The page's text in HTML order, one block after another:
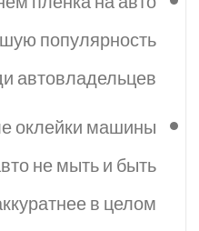
популярность
автовладельцев.
оклейки машины
не мыть и быть
в целом.